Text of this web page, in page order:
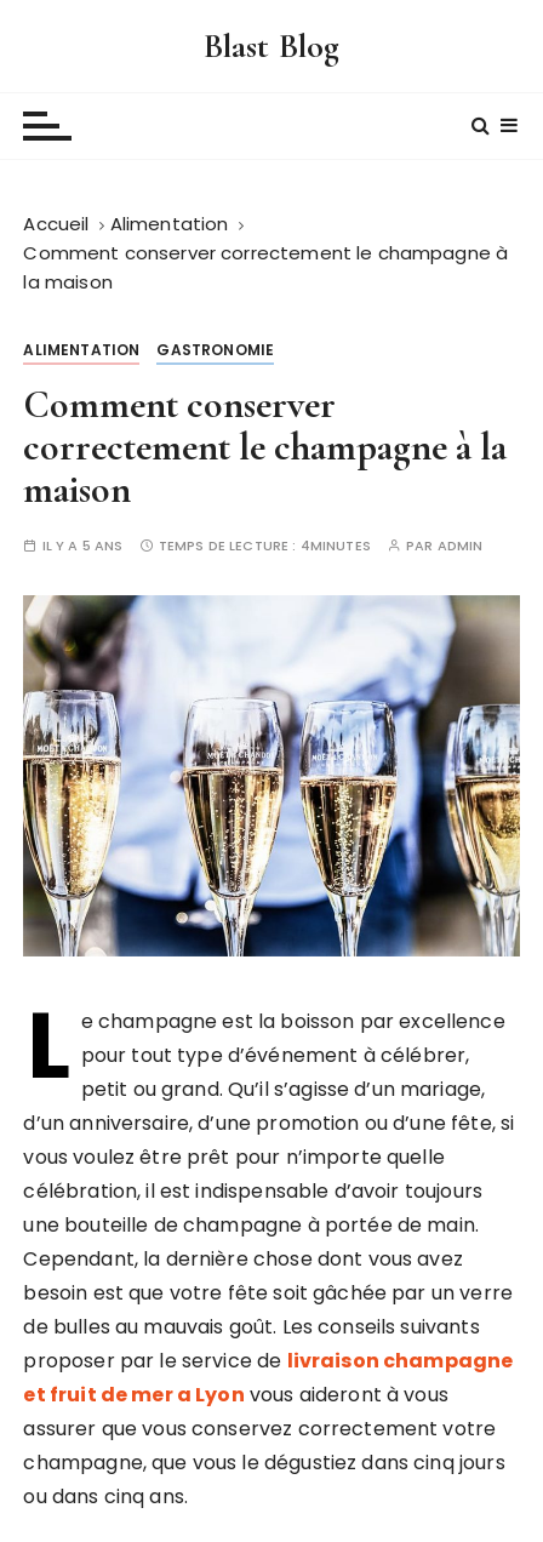
Blast Blog
Accueil
Alimentation
Comment conserver correctement le champagne à
la maison
ALIMENTATION GASTRONOMIE
Comment conserver
correctement le champagne à la
maison
IL Y A 5 ANS TEMPS DE LECTURE : 4MINUTES PAR ADMIN
L e champagne est la boisson par excellence
pour tout type d’événement à célébrer,
petit ou grand. Qu’il s’agisse d’un mariage,
d’un anniversaire, d’une promotion ou d’une fête, si
vous voulez être prêt pour n’importe quelle
célébration, il est indispensable d’avoir toujours
une bouteille de champagne à portée de main.
Cependant, la dernière chose dont vous avez
besoin est que votre fête soit gâchée par un verre
de bulles au mauvais goût. Les conseils suivants
proposer par le service de livraison champagne
et fruit de mer a Lyon vous aideront à vous
assurer que vous conservez correctement votre
champagne, que vous le dégustiez dans cinq jours
ou dans cinq ans.